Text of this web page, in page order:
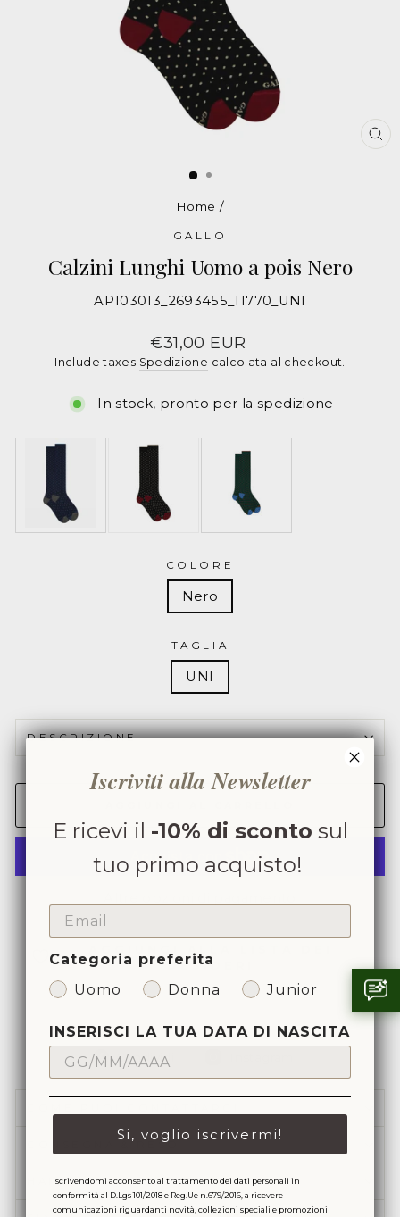
Home /
GALLO
Calzini Lunghi Uomo a pois Nero
Fantasia
AP103013
AP103013_2693455_11770_UNI
Prezzo
€31,00 EUR
Include taxes Spedizione calcolata al checkout.
In stock, pronto per la spedizione
COLORE
Nero
TAGLIA
UNI
DESCRIZIONE
DESIDERI
Condividi
su
su
CONSEGNA & RESO
HAI BISOGNO DI FATTURA?
Iscriviti alla Newsletter
E ricevi il -10% di sconto sul
tuo primo acquisto!
EMAIL
Categoria preferita
Uomo
Donna Junior
INSERISCI LA TUA DATA DI NASCITA
Si, voglio iscrivermi!
Iscrivendomi acconsento al trattamento dei dati personali in
conformità al D.Lgs 101/2018 e Reg.Ue n.679/2016, a ricevere
comunicazioni riguardanti novità, collezioni speciali e promozioni